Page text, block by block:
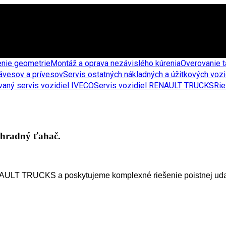
geometrieMontáž a oprava nezávislého kúreniaOverovanie
a prívesovServis ostatných nákladných a úžitkových
servis vozidiel IVECOServis vozidiel RENAULT TRUCKS
ťahač.
TRUCKS a poskytujeme komplexné riešenie poistnej